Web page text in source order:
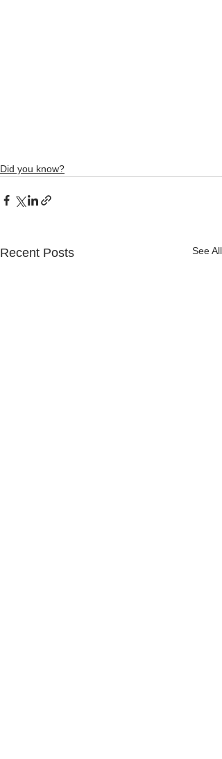
Did you know?
Recent Posts See All